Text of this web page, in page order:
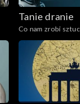
Tanie dranie
Co nam zrobi
inteligencja?